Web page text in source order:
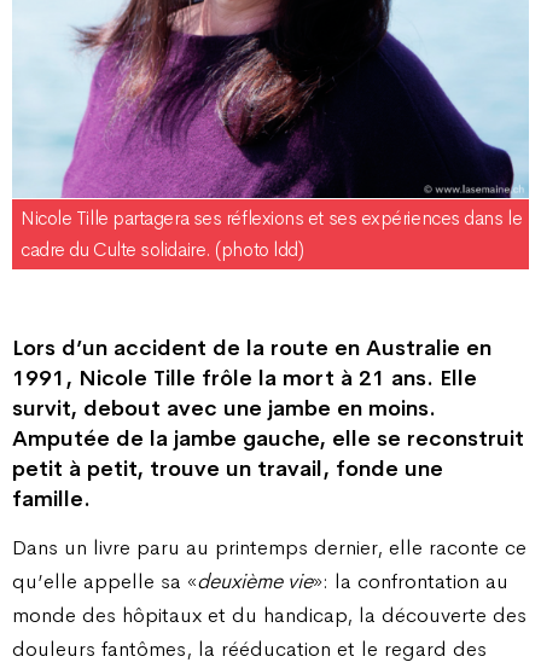
Nicole Tille partagera ses réflexions et ses expériences dans le
cadre du Culte solidaire. (photo ldd)
Lors d’un accident de la route en Australie en
1991, Nicole Tille frôle la mort à 21 ans. Elle
survit, debout avec une jambe en moins.
Amputée de la jambe gauche, elle se reconstruit
petit à petit, trouve un travail, fonde une
famille.
Dans un livre paru au printemps dernier, elle raconte ce
qu’elle appelle sa «deuxième vie»: la confrontation au
monde des hôpitaux et du handicap, la découverte des
douleurs fantômes, la rééducation et le regard des